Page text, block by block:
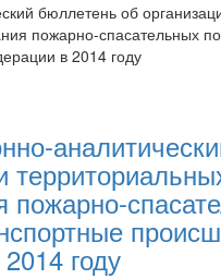
бюллетень об
пожарно-спасательных
в 2014 году
пожарно-
году